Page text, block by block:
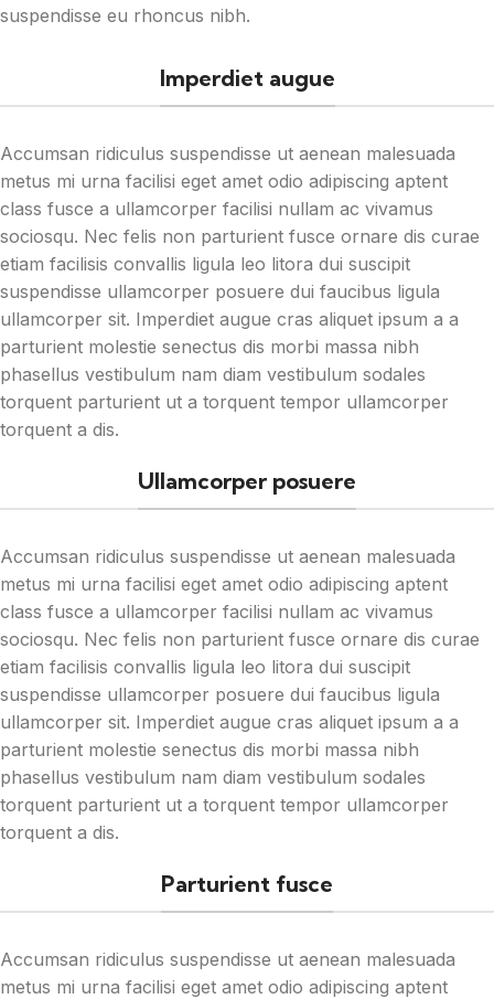
suspendisse eu rhoncus nibh.
Imperdiet augue
Accumsan ridiculus suspendisse ut aenean malesuada
metus mi urna facilisi eget amet odio adipiscing aptent
class fusce a ullamcorper facilisi nullam ac vivamus
sociosqu. Nec felis non parturient fusce ornare dis curae
etiam facilisis convallis ligula leo litora dui suscipit
suspendisse ullamcorper posuere dui faucibus ligula
ullamcorper sit. Imperdiet augue cras aliquet ipsum a a
parturient molestie senectus dis morbi massa nibh
phasellus vestibulum nam diam vestibulum sodales
torquent parturient ut a torquent tempor ullamcorper
torquent a dis.
Ullamcorper posuere
Accumsan ridiculus suspendisse ut aenean malesuada
metus mi urna facilisi eget amet odio adipiscing aptent
class fusce a ullamcorper facilisi nullam ac vivamus
sociosqu. Nec felis non parturient fusce ornare dis curae
etiam facilisis convallis ligula leo litora dui suscipit
suspendisse ullamcorper posuere dui faucibus ligula
ullamcorper sit. Imperdiet augue cras aliquet ipsum a a
parturient molestie senectus dis morbi massa nibh
phasellus vestibulum nam diam vestibulum sodales
torquent parturient ut a torquent tempor ullamcorper
torquent a dis.
Parturient fusce
Accumsan ridiculus suspendisse ut aenean malesuada
metus mi urna facilisi eget amet odio adipiscing aptent